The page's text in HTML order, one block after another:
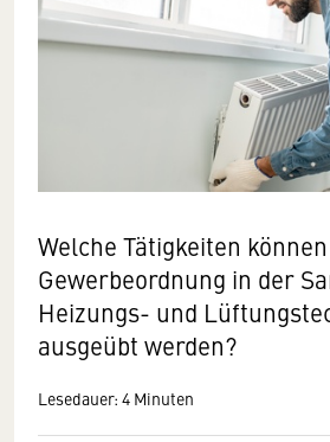
Welche Tätigkeiten
Gewerbeordnung in der
Heizungs- und
ausgeübt werden?
Lesedauer: 4 Minuten